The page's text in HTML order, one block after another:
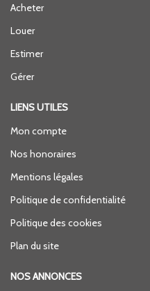
Acheter
Louer
Estimer
Gérer
LIENS UTILES
Mon compte
Nos honoraires
Mentions légales
Politique de confidentialité
Politique des cookies
Plan du site
NOS ANNONCES